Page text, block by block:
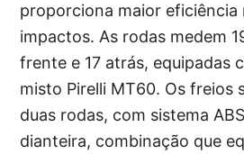
proporciona maior eficiência
impactos. As rodas medem
frente e 17 atrás, equipadas
misto Pirelli MT60. Os freios
duas rodas, com sistema
dianteira, combinação que